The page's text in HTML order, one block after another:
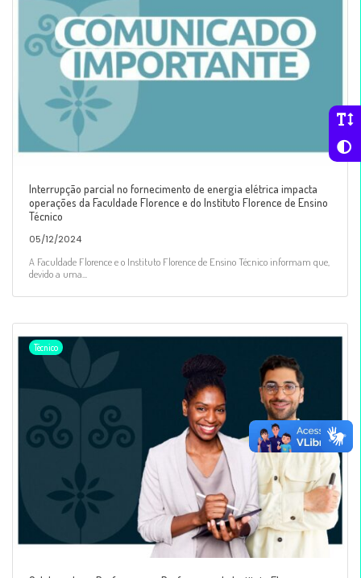
Interrupção parcial no fornecimento de energia elétrica impacta
operações da Faculdade Florence e do Instituto Florence de Ensino
Técnico
05/12/2024
A Faculdade Florence e o Instituto Florence de Ensino Técnico informam que,
devido a uma...
Técnico